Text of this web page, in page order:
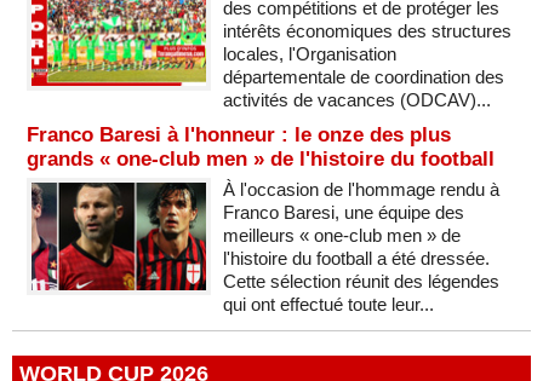
des compétitions et de protéger les
intérêts économiques des structures
locales, l'Organisation
départementale de coordination des
activités de vacances (ODCAV)...
Franco Baresi à l'honneur : le onze des plus
grands « one-club men » de l'histoire du football
À l'occasion de l'hommage rendu à
Franco Baresi, une équipe des
meilleurs « one-club men » de
l'histoire du football a été dressée.
Cette sélection réunit des légendes
qui ont effectué toute leur...
WORLD CUP 2026